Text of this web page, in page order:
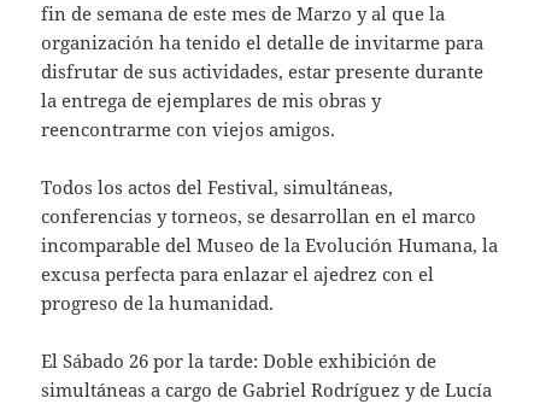
fin de semana de este mes de Marzo y al que la
organización ha tenido el detalle de invitarme para
disfrutar de sus actividades, estar presente durante
la entrega de ejemplares de mis obras y
reencontrarme con viejos amigos.
Todos los actos del Festival, simultáneas,
conferencias y torneos, se desarrollan en el marco
incomparable del Museo de la Evolución Humana, la
excusa perfecta para enlazar el ajedrez con el
progreso de la humanidad.
El Sábado 26 por la tarde: Doble exhibición de
simultáneas a cargo de Gabriel Rodríguez y de Lucía